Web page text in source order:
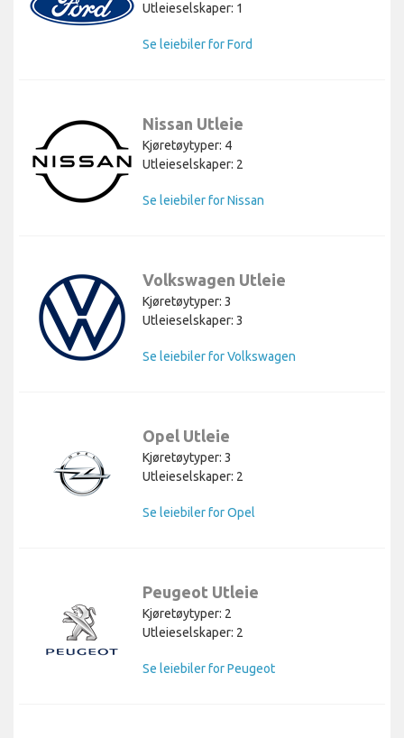
Utleieselskaper: 1
Se leiebiler for Ford
Nissan Utleie
Kjøretøytyper: 4
Utleieselskaper: 2
Se leiebiler for Nissan
Volkswagen Utleie
Kjøretøytyper: 3
Utleieselskaper: 3
Se leiebiler for Volkswagen
Opel Utleie
Kjøretøytyper: 3
Utleieselskaper: 2
Se leiebiler for Opel
Peugeot Utleie
Kjøretøytyper: 2
Utleieselskaper: 2
Se leiebiler for Peugeot